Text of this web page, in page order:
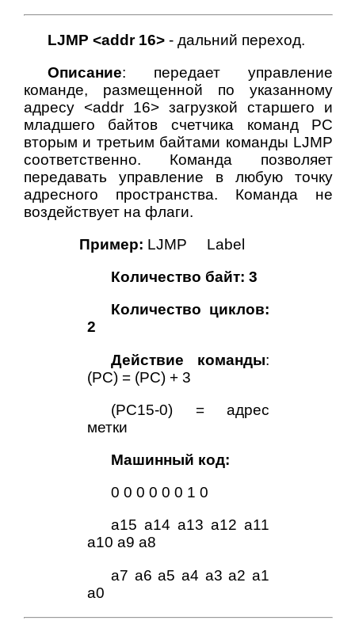
LJMP <addr 16>- дальний переход.
Описание: передает управление
команде, размещенной по указанному
адресу <addr 16> загрузкой старшего и
младшего байтов счетчика команд PC
вторым и третьим байтами команды LJMP
соответственно. Команда позволяет
передавать управление в любую точку
адресного пространства. Команда не
воздействует на флаги.
Пример: LJMP Label
Количество байт: 3
Количество циклов:
2
Действие команды:
(PC) = (PC) + 3
(PC15-0) = адрес
метки
Машинный код:
0 0 0 0 0 0 1 0
а15 a14 a13 a12 a11
a10 a9 a8
a7 a6 a5 a4 a3 a2 a1
a0